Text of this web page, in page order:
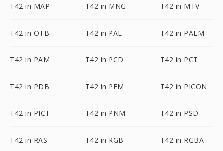
T42 in MAP T42 in MNG T42 in MTV
T42 in OTB T42 in PAL T42 in PALM
T42 in PAM T42 in PCD T42 in PCT
T42 in PDB T42 in PFM T42 in PICON
T42 in PICT T42 in PNM T42 in PSD
T42 in RAS T42 in RGB T42 in RGBA